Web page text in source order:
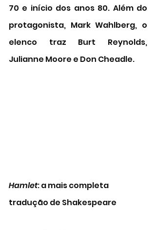
70 e início dos anos 80. Além do
protagonista, Mark Wahlberg, o
elenco traz Burt Reynolds,
Julianne Moore e Don Cheadle.
Hamlet: a mais completa
tradução de Shakespeare